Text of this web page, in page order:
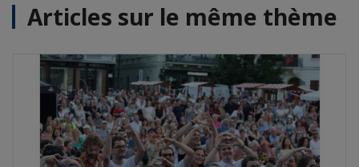
Articles sur le même thème